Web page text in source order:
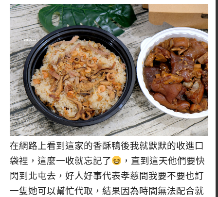
在網路上看到這家的香酥鴨後我就默默的收進口
袋裡，這麼一收就忘記了
，直到這天他們要快
閃到北屯去，好人好事代表孝慈問我要不要也訂
一隻她可以幫忙代取，結果因為時間無法配合就